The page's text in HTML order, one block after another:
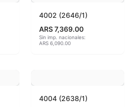
y Satinados
4002 (2646/1)
ARS 7,369.00
Sin imp. nacionales:
ARS 6,090.00
4004 (2638/1)